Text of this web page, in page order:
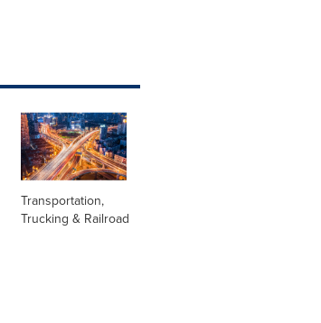
Transportation,
Trucking & Railroad